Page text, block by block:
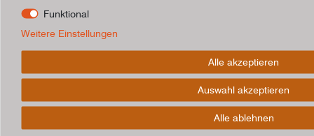
Funktional
Weitere Einstellungen
Alle akzeptieren
Auswahl akzeptieren
Alle ablehnen